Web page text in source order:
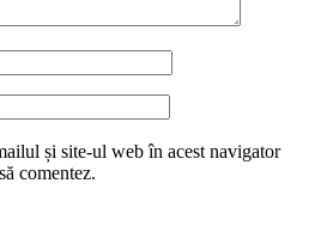
și site-ul web în acest navigator
comentez.